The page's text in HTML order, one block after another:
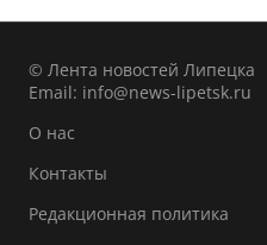
© Лента новостей Липецка
Email: info@news-lipetsk.ru
О нас
Контакты
Редакционная политика